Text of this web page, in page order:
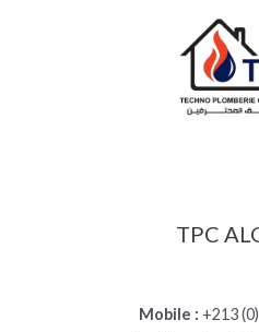
TPC
Mobile : +213